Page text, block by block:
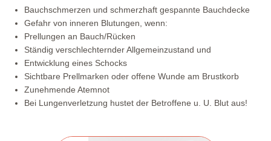
Bauchschmerzen und schmerzhaft gespannte Bauchdecke
Gefahr von inneren Blutungen, wenn:
Prellungen an Bauch/Rücken
Ständig verschlechternder Allgemeinzustand und
Entwicklung eines Schocks
Sichtbare Prellmarken oder offene Wunde am Brustkorb
Zunehmende Atemnot
Bei Lungenverletzung hustet der Betroffene u. U. Blut aus!